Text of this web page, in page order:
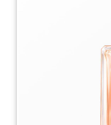
pięknego
tej
naturalne
Lancome